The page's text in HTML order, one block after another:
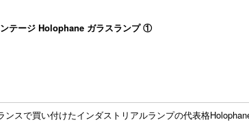
テージ Holophane ガラスランプ ①
ンスで買い付けたインダストリアルランプの代表格